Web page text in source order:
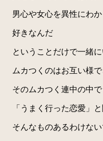
男心や女心を異性にわ
好きなんだ
ということだけで一緒に
ムカつくのはお互い様で
そのムカつく連中の中で
「うまく行った恋愛」と
そんなものあるわけない